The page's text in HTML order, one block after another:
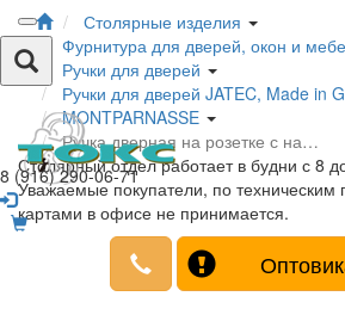
8 (916) 290-06-71
Столярные изделия
Фурнитура для дверей, окон и
Ручки для дверей
Ручки для дверей JATEC, Made in
MONTPARNASSE
Ручка дверная на розетке с на…
Столярный отдел работает в будни с 8
Уважаемые покупатели, по техническим
картами в офисе не принимается.